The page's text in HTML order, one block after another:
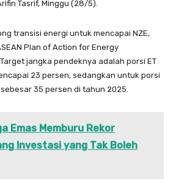
Tasrif, Minggu (28/5).
transisi energi untuk mencapai NZE,
Plan of Action for Energy
jangka pendeknya adalah porsi ET
23 persen, sedangkan untuk porsi
35 persen di tahun 2025.
Emas Memburu Rekor
Investasi yang Tak Boleh